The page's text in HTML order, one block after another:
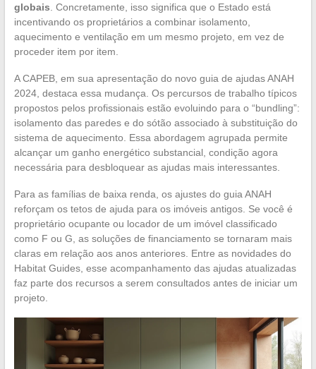
globais . Concretamente, isso significa que o Estado está
incentivando os proprietários a combinar isolamento,
aquecimento e ventilação em um mesmo projeto, em vez de
proceder item por item.
A CAPEB, em sua apresentação do novo guia de ajudas ANAH
2024, destaca essa mudança. Os percursos de trabalho típicos
propostos pelos profissionais estão evoluindo para o “bundling”:
isolamento das paredes e do sótão associado à substituição do
sistema de aquecimento. Essa abordagem agrupada permite
alcançar um ganho energético substancial, condição agora
necessária para desbloquear as ajudas mais interessantes.
Para as famílias de baixa renda, os ajustes do guia ANAH
reforçam os tetos de ajuda para os imóveis antigos. Se você é
proprietário ocupante ou locador de um imóvel classificado
como F ou G, as soluções de financiamento se tornaram mais
claras em relação aos anos anteriores. Entre as novidades do
Habitat Guides, esse acompanhamento das ajudas atualizadas
faz parte dos recursos a serem consultados antes de iniciar um
projeto.